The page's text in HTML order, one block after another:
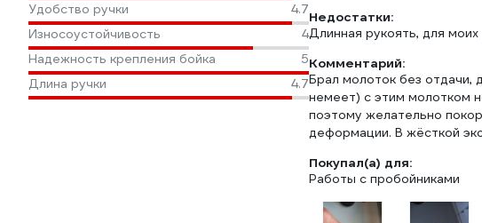
Удобство ручки
4.7
Износоустойчивость
4
Надежность крепления бойка
5
Длина ручки
4.7
Недостатки:
Длинная рукоять, для
Комментарий:
Брал молоток без отдачи,
немеет) с этим молотком
поэтому желательно
деформации. В жёсткой
Покупал(а) для:
Работы с пробойниками